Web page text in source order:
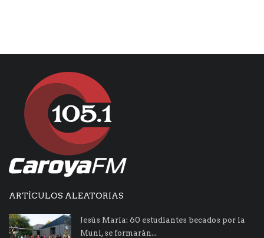
ARTÍCULOS ALEATORIAS
Jesús María: 60 estudiantes becados por la
Muni, se formarán...